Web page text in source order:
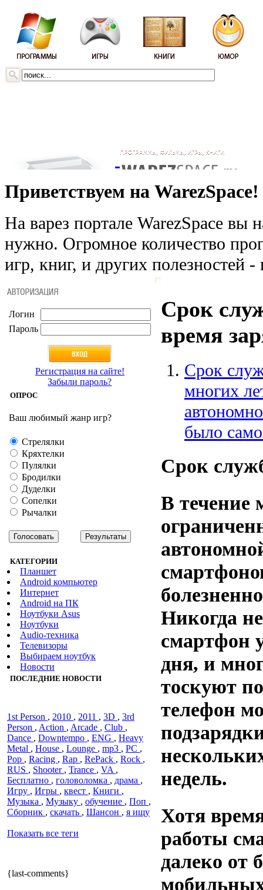
Приветствуем на WarezSpace!
На варез портале WarezSpace вы
нужно. Огромное количество
игр, книг, и других полезностей
Логин
Пароль
Регистрация на сайте!
Забыли пароль?
ОПРОС
Ваш любимый жанр игр?
Стрелялки
Кряхтелки
Пулялки
Бродилки
Дуделки
Сопелки
Рычалки
КАТЕГОРИИ
Планшет
Android компьютер
Интернет
Android на ПК
Ноутбуки Asus
Ноутбуки
Audiо-техника
Телевизоры
Выбираем ноутбук
Новости
ПОСЛЕДНИЕ НОВОСТИ
1st Person , 2010 , 2011 , 3D , 3rd
Person , Action , Arcade , Club ,
Dance , Downtempo , ENG , Heavy
Metal , House , Lounge , mp3 , PC ,
Pop , Racing , Rap , RePack , Rock ,
RUS , Shooter , Trance , VA ,
Бесплатно , головоломка , драма ,
Игру , Игры , квест , Книги ,
Музыка , Музыку , обучение , Поп ,
Сборник , скачать , Шансон , я ищу
Показать все теги
{last-comments}
Срок
время
Срок
многих
было
Срок
В течение
Никогда
смартфон
дня, и
тоскуют
телефон
недель.
Хотя
работы
далеко от